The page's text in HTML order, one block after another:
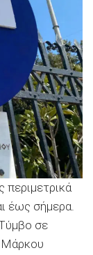
περιμετρικά
έως σήμερα.
σε
Μάρκου